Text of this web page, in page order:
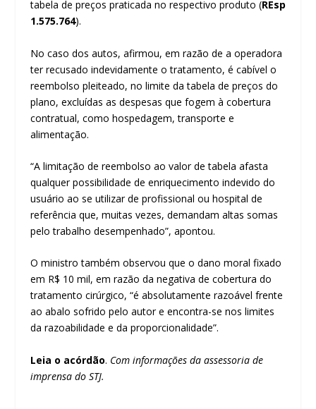
tabela de preços praticada no respectivo produto (REsp
1.575.764).
No caso dos autos, afirmou, em razão de a operadora
ter recusado indevidamente o tratamento, é cabível o
reembolso pleiteado, no limite da tabela de preços do
plano, excluídas as despesas que fogem à cobertura
contratual, como hospedagem, transporte e
alimentação.
“A limitação de reembolso ao valor de tabela afasta
qualquer possibilidade de enriquecimento indevido do
usuário ao se utilizar de profissional ou hospital de
referência que, muitas vezes, demandam altas somas
pelo trabalho desempenhado”, apontou.
O ministro também observou que o dano moral fixado
em R$ 10 mil, em razão da negativa de cobertura do
tratamento cirúrgico, “é absolutamente razoável frente
ao abalo sofrido pelo autor e encontra-se nos limites
da razoabilidade e da proporcionalidade”.
Leia o acórdão. Com informações da assessoria de
imprensa do STJ.